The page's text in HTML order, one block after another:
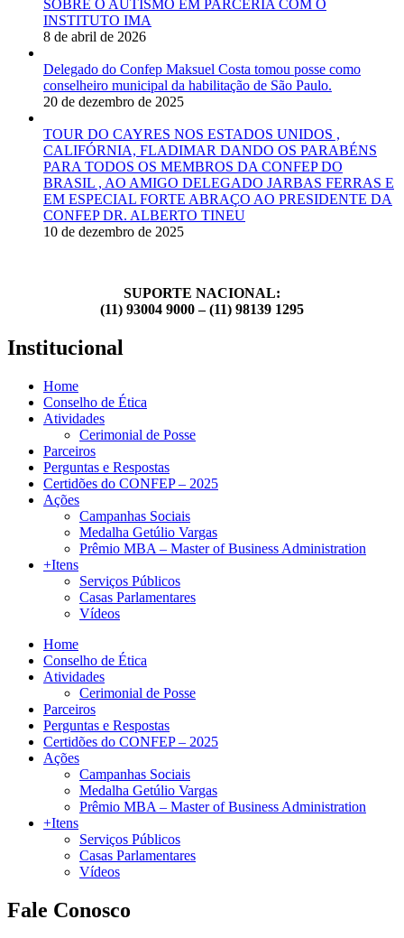
SOBRE O AUTISMO EM PARCERIA COM O
INSTITUTO IMA
8 de abril de 2026
Delegado do Confep Maksuel Costa tomou posse como
conselheiro municipal da habilitação de São Paulo.
20 de dezembro de 2025
TOUR DO CAYRES NOS ESTADOS UNIDOS ,
CALIFÓRNIA, FLADIMAR DANDO OS PARABÉNS
PARA TODOS OS MEMBROS DA CONFEP DO
BRASIL , AO AMIGO DELEGADO JARBAS FERRAS E
EM ESPECIAL FORTE ABRAÇO AO PRESIDENTE DA
CONFEP DR. ALBERTO TINEU
10 de dezembro de 2025
SUPORTE NACIONAL:
(11) 93004 9000 – (11) 98139 1295
Institucional
Home
Conselho de Ética
Atividades
Cerimonial de Posse
Parceiros
Perguntas e Respostas
Certidões do CONFEP – 2025
Ações
Campanhas Sociais
Medalha Getúlio Vargas
Prêmio MBA – Master of Business Administration
+Itens
Serviços Públicos
Casas Parlamentares
Vídeos
Home
Conselho de Ética
Atividades
Cerimonial de Posse
Parceiros
Perguntas e Respostas
Certidões do CONFEP – 2025
Ações
Campanhas Sociais
Medalha Getúlio Vargas
Prêmio MBA – Master of Business Administration
+Itens
Serviços Públicos
Casas Parlamentares
Vídeos
Fale Conosco